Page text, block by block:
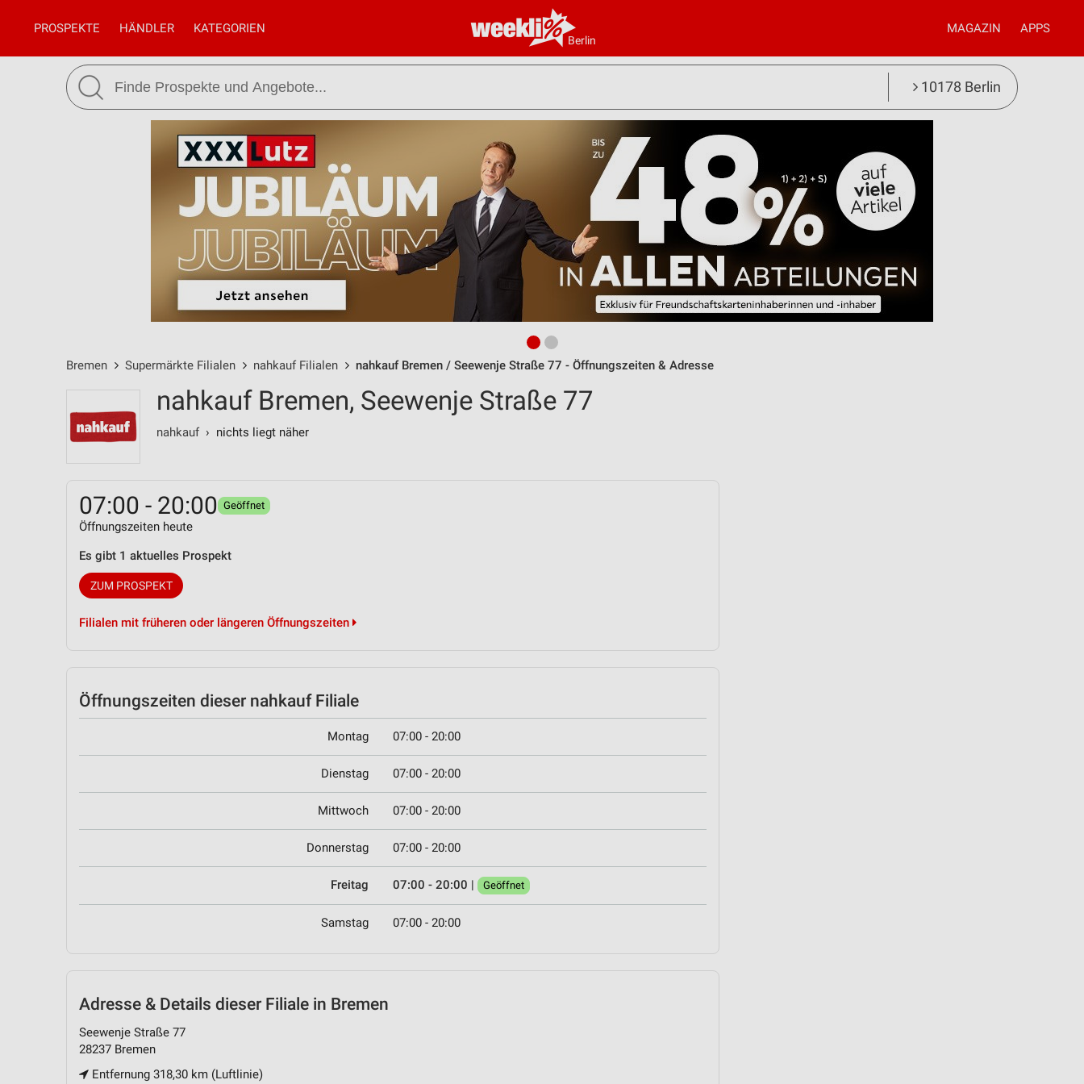
Berlin
PROSPEKTE HÄNDLER KATEGORIEN MAGAZIN APPS
10178 Berlin
Bremen Supermärkte Filialen nahkauf Filialen nahkauf Bremen / Seewenje Straße 77 - Öffnungszeiten & Adresse
nahkauf Bremen, Seewenje Straße 77
nahkauf› nichts liegt näher
07:00 - 20:00 Geöffnet
Öffnungszeiten heute
Es gibt 1 aktuelles Prospekt
ZUM PROSPEKT
Filialen mit früheren oder längeren Öffnungszeiten
Öffnungszeiten dieser nahkauf Filiale
Montag 07:00 - 20:00
Dienstag 07:00 - 20:00
Mittwoch 07:00 - 20:00
Donnerstag 07:00 - 20:00
Freitag 07:00 - 20:00 | Geöffnet
Samstag 07:00 - 20:00
Adresse & Details dieser Filiale in Bremen
Seewenje Straße 77
28237 Bremen
Entfernung 318,30 km (Luftlinie)